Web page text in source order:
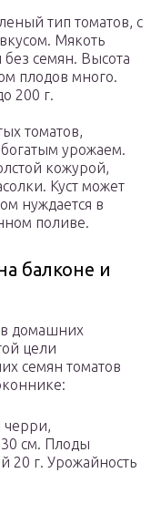
тип томатов, с
Мякоть
семян. Высота
плодов много.
200 г.
томатов,
урожаем.
кожурой,
Куст может
нуждается в
поливе.
балконе и
домашних
цели
семян томатов
черри,
см. Плоды
20 г. Урожайность